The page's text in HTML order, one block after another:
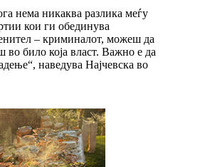
нема никаква разлика меѓу
кои ги обединува
– криминалот, можеш да
било која власт. Важно е да
наведува Најчевска во